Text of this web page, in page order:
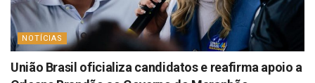
NOTÍCIAS
União Brasil oficializa candidatos e reafirma apoio a